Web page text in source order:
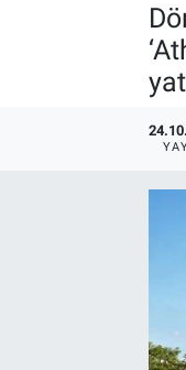
Depolama
İnşaat ve
HaberOrtak
EndüstriST
Endüstri 4.0
Ağır Sanayi